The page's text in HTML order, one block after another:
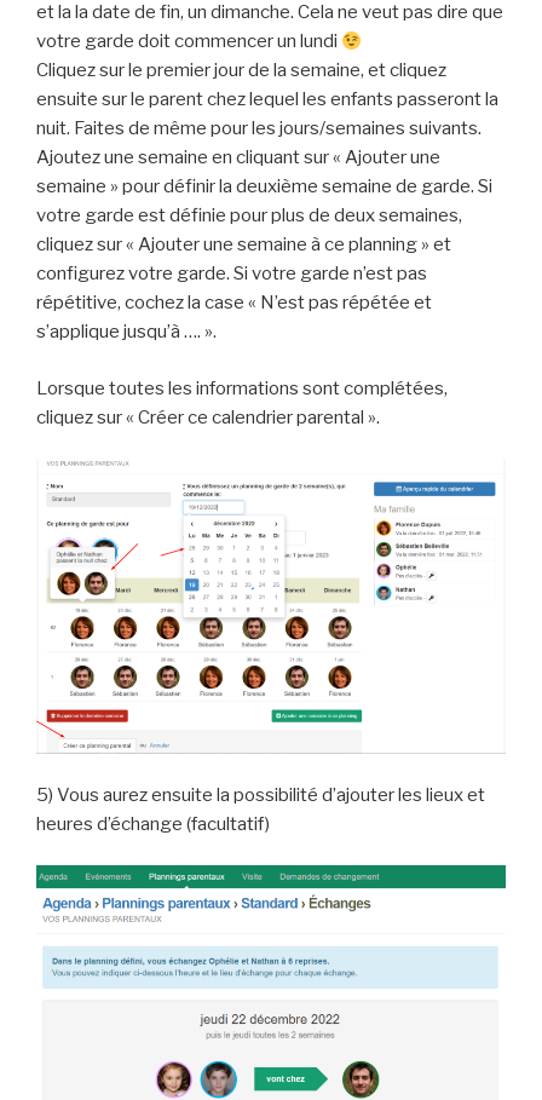
et la la date de fin, un dimanche. Cela ne veut pas dire que
votre garde doit commencer un lundi
Cliquez sur le premier jour de la semaine, et cliquez
ensuite sur le parent chez lequel les enfants passeront la
nuit. Faites de même pour les jours/semaines suivants.
Ajoutez une semaine en cliquant sur « Ajouter une
semaine » pour définir la deuxième semaine de garde. Si
votre garde est définie pour plus de deux semaines,
cliquez sur « Ajouter une semaine à ce planning » et
configurez votre garde. Si votre garde n’est pas
répétitive, cochez la case « N’est pas répétée et
s’applique jusqu’à …. ».
Lorsque toutes les informations sont complétées,
cliquez sur « Créer ce calendrier parental ».
5) Vous aurez ensuite la possibilité d’ajouter les lieux et
heures d’échange (facultatif)